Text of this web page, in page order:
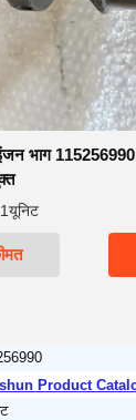
भाग
Product